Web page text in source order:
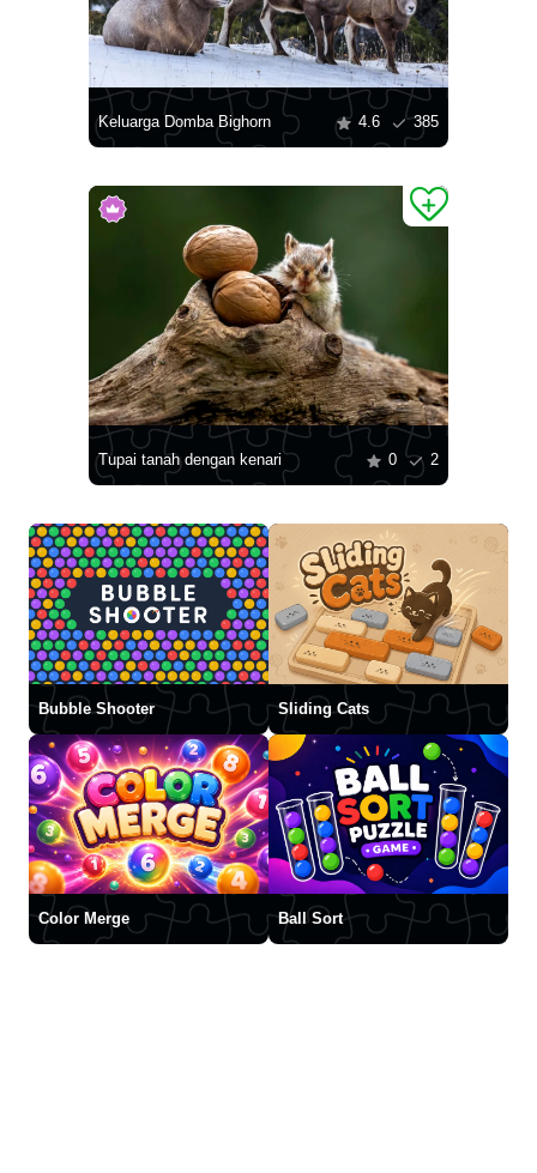
Keluarga Domba Bighorn 4.6 385
Tupai tanah dengan kenari 0 2
Bubble Shooter Sliding Cats
Color Merge Ball Sort